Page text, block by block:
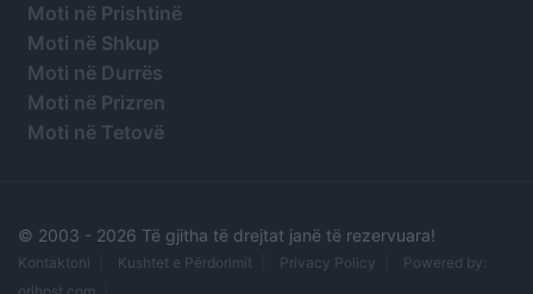
Moti në Prishtinë
Moti në Shkup
Moti në Durrës
Moti në Prizren
Moti në Tetovë
© 2003 - 2026 Të gjitha të drejtat janë të rezervuara!
Kontaktoni Kushtet e Përdorimit Privacy Policy
Powered by: